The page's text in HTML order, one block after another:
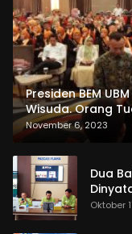
Presiden BEM
Wisuda. Orang
dan
November 6, 2023
Dua
Oktober